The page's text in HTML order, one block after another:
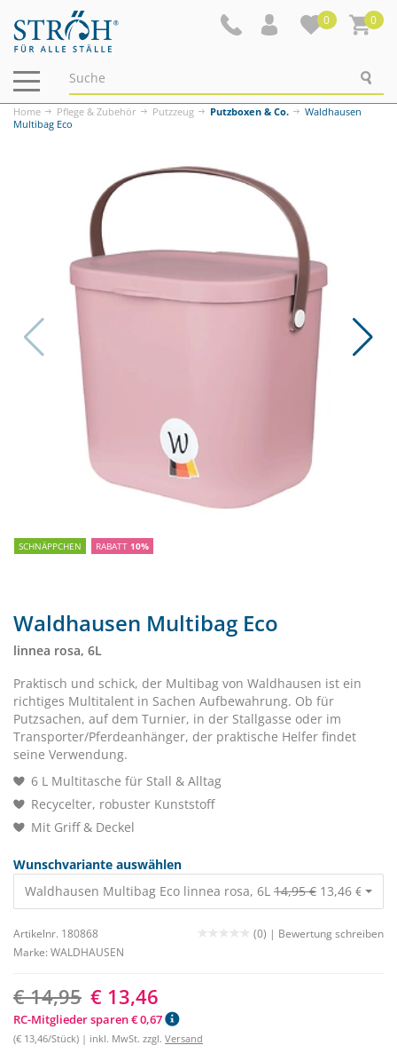
0 0
Navigation
ein-/ausblenden
Home Pflege & Zubehör Putzzeug Putzboxen & Co.
Waldhausen
Multibag Eco
SCHNÄPPCHEN RABATT 10%
Waldhausen Multibag Eco
linnea rosa, 6L
Praktisch und schick, der Multibag von Waldhausen ist ein
richtiges Multitalent in Sachen Aufbewahrung. Ob für
Putzsachen, auf dem Turnier, in der Stallgasse oder im
Transporter/Pferdeanhänger, der praktische Helfer findet
seine Verwendung.
6 L Multitasche für Stall & Alltag
Recycelter, robuster Kunststoff
Mit Griff & Deckel
Wunschvariante auswählen
Waldhausen Multibag Eco linnea rosa, 6L 14,95 € 13,46 €
Artikelnr. 180868 (0) | Bewertung schreiben
Marke: WALDHAUSEN
€ 14,95 € 13,46
RC-Mitglieder sparen € 0,67
(€ 13,46/Stück) | inkl. MwSt. zzgl. Versand